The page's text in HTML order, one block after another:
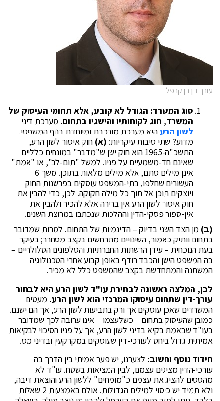
עורך דין בן קרפל
סוג המשרד: הגודל לא קובע, אלא תחומי העיסוק של
המשרד, חוג לקוחותיו והישגיו בתחום. מערכת דיני
לשון הרע היא מערכת מורכבת ומיוחדת בנוף המשפטי.
מדוע? שתי סיבות עיקריות: (א) חוק איסור לשון הרע,
התשכ"ה-1965 הוא חוק ישן ש"מדבר" במונחים כלליים
שאינם חד-משמעיים על פניו. למשל "תום-לב", או "אמת"
אינן מילים סתם, אלא מילים מלאות בתוכן. משך 6
העשורים שחלפו, בתי-המשפט עוסקים בפרשנות החוק
ויוצקים תוכן אל תוך כל מילה חקוקה. לכן, כדי להבין את
חוק איסור לשון הרע אין ברירה אלא להכיר ולהבין את
אין-ספור פסקי-הדין וההלכות שנכתבו במרוצת השנים.
(ב) מן הצד השני בדיוק – הדינמיות של התחום. למרות שמדובר
בתחום וותיק כאמור, השינויים מתרחשים בקצב מסחרר; בעיקר
בעת הנוכחית – עידן הרשתות החברתיות והטלפונים הסלולריים –
בה המשפט הישן והכבד רודף באופן קבוע אחרי הטכנולוגיה
המשתנה והמתחדשת בקצב שהמשפט כלל לא מכיר.
לכן, המלצה ראשונה לבחירת עו"ד לשון הרע היא לבחור
עורך-דין שתחום עיסוקו המרכזי הוא לשון הרע. מעטים
המשרדים שאכן עוסקים אך ורק בתביעות לשון הרע, אך הם ישנם.
כמובן שהעיסוק בתחום – כשלעצמו – אינו ערובה לכך שמדובר
בעו"ד שבאמת בקיא בדיני לשון הרע, אך על פניו הסיכוי לבקיאות
אמיתית גדול ביחס לעורכי-דין שעוסקים במקרקעין ובדיני מס.
חידוד נוסף וחשוב: לצערנו, יש פער אמיתי בין הדרך בה
עורכי-הדין מציגים עצמם, לבין המציאות בשטח. עו"ד לא
מהססים להציג את עצמם כ"מומחים" ללשון הרע והוצאת דיבה,
ולא תמיד יש כיסוי למילים הגדולות. אולם באמצעות 2 שאלות